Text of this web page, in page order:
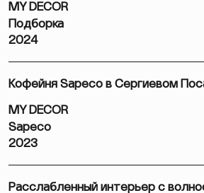
MY DECOR
Подборка
2024
Кофейня Sapeco в Сергиевом
MY DECOR
Sapeco
2023
Расслабленный интерьер с